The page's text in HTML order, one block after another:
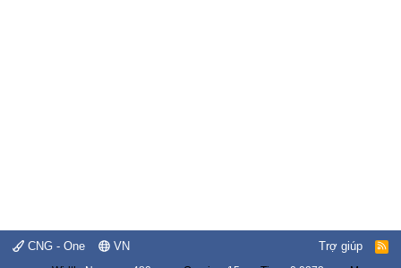
CNG - One VN Trợ giúp
R